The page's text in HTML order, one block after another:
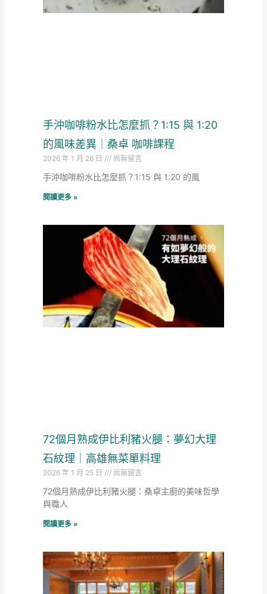
手沖咖啡粉水比怎麼抓？1:15 與 1:20
的風味差異｜桑卓 咖啡課程
2026 年 1 月 26 日 尚無留言
手沖咖啡粉水比怎麼抓？1:15 與 1:20 的風
閱讀更多 »
72個月熟成伊比利豬火腿：夢幻大理
石紋理｜高雄無菜單料理
2026 年 1 月 25 日 尚無留言
72個月熟成伊比利豬火腿：桑卓主廚的美味哲學
與職人
閱讀更多 »